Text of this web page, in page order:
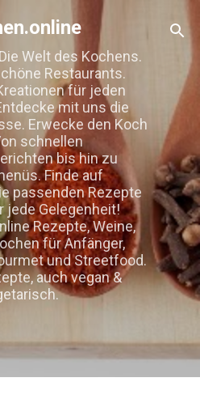
Hauptbereich
Welt des Kochens.
Restaurants.
für jeden
mit uns die
Erwecke den Koch
schnellen
bis hin zu
Finde auf
passenden Rezepte
jede Gelegenheit!
Rezepte, Weine,
für Anfänger,
und Streetfood.
auch vegan &